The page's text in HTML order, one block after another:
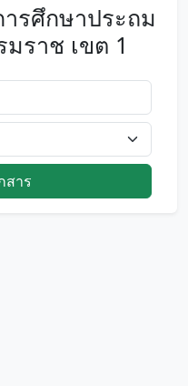
รศึกษาประถม
ราช เขต 1
สาร